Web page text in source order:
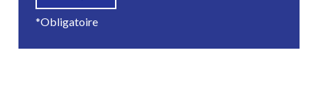
*Obligatoire